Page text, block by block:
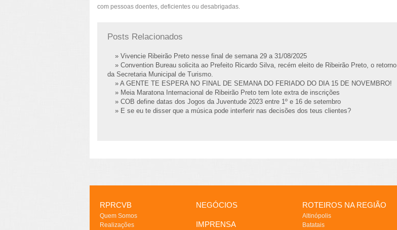
com pessoas doentes, deficientes ou desabrigadas.
Posts Relacionados
» Vivencie Ribeirão Preto nesse final de semana 29 a 31/08/2025
» Convention Bureau solicita ao Prefeito Ricardo Silva, recém eleito de Ribeirão Preto, o retorno
da Secretaria Municipal de Turismo.
» A GENTE TE ESPERA NO FINAL DE SEMANA DO FERIADO DO DIA 15 DE NOVEMBRO!
» Meia Maratona Internacional de Ribeirão Preto tem lote extra de inscrições
» COB define datas dos Jogos da Juventude 2023 entre 1º e 16 de setembro
» E se eu te disser que a música pode interferir nas decisões dos teus clientes?
RPRCVB
Quem Somos
Realizações
NEGÓCIOS
IMPRENSA
ROTEIROS NA REGIÃO
Altinópolis
Batatais